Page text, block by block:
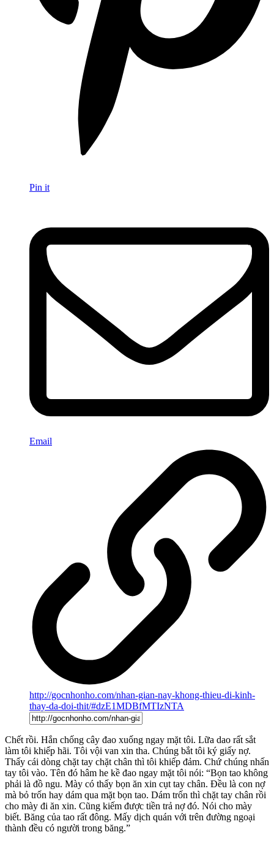
Pin it
Email
http://gocnhonho.com/nhan-gian-nay-khong-thieu-di-kinh-
thay-da-doi-thit/#dzE1MDBfMTIzNTA
Chết rồi. Hắn chống cây đao xuống ngay mặt tôi. Lữa dao rất sắt
làm tôi khiếp hãi. Tôi vội van xin tha. Chúng bắt tôi ký giấy nợ.
Thấy cái dòng chặt tay chặt chân thì tôi khiếp đảm. Chứ chúng nhấn
tay tôi vào. Tên đó hâm he kề đao ngay mặt tôi nói: “Bọn tao không
phải là đồ ngu. Mày có thấy bọn ăn xin cụt tay chân. Đều là con nợ
mà bỏ trốn hay dám qua mặt bọn tao. Dám trốn thì chặt tay chân rồi
cho mày đi ăn xin. Cũng kiếm được tiền trả nợ đó. Nói cho mày
biết. Băng của tao rất đông. Mấy dịch quán với trên đường ngoại
thành đều có người trong băng.”